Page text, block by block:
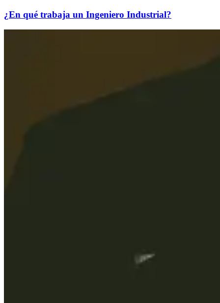
¿En qué trabaja un Ingeniero Industrial?